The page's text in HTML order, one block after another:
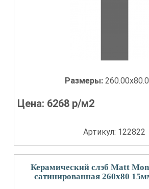
Размеры:
Цена: 6268 р/м2
Артикул: 122822
Керамический слэб Matt
сатинированная 260x80